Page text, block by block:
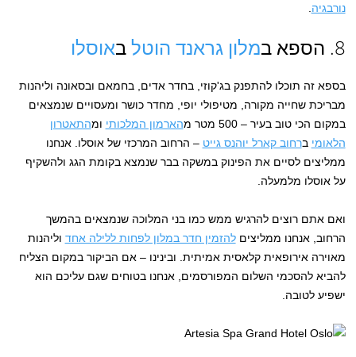
נורבגיה
8. הספא ב מלון גראנד הוטלבאוסלו
בספא זה תוכלו להתפנק בג'קוזי, בחדר אדים, בחמאם ובסאונה וליהנות
מבריכת שחייה מקורה, מטיפולי יופי, מחדר כושר ומעסויים שנמצאים
במקום הכי טוב בעיר – 500 מטר מ
הארמון המלכותי ומהתאטרון
הלאומי ברחוב קארל יוהנס גייט – הרחוב המרכזי של אוסלו. אנחנו
ממליצים לסיים את הפינוק במשקה בבר שנמצא בקומת הגג ולהשקיף
על אוסלו מלמעלה.
ואם אתם רוצים להרגיש ממש כמו בני המלוכה שנמצאים בהמשך
הרחוב, אנחנו ממליציםלהזמין חדר במלון לפחות ללילה אחד וליהנות
מאוירה אירופאית קלאסית אמיתית. ובינינו – אם הביקור במקום הצליח
להביא להסכמי השלום המפורסמים, אנחנו בטוחים שגם עליכם הוא
ישפיע לטובה.